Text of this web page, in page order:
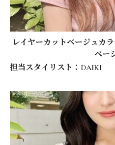
レイヤーカットベージュカ
ベー
担当スタイリスト：DAIKI